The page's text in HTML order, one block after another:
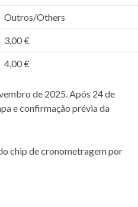
Outros/Others
3,00 €
4,00 €
de 2025. Após 24 de
e confirmação prévia da
chip de cronometragem por